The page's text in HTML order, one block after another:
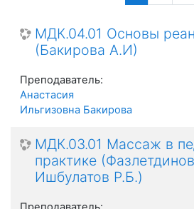
МДК.04.01 Основы
(Бакирова А.И)
Преподаватель:
Анастасия
Ильгизовна Бакирова
МДК.03.01 Массаж в
практике
Ишбулатов Р.Б.)